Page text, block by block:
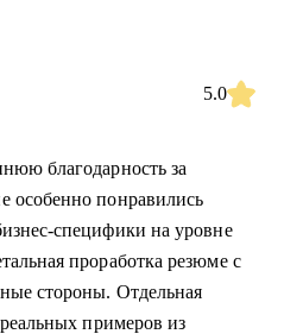
5.0
благодарность за
особенно понравились
специфики на уровне
проработка резюме с
стороны. Отдельная
примеров из